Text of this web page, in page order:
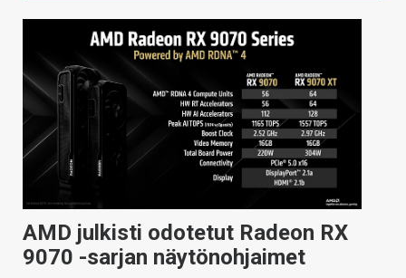
AMD julkisti odotetut Radeon RX
9070 -sarjan näytönohjaimet